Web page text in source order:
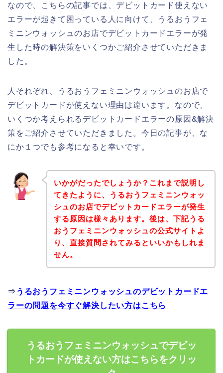
なので、こちらの記事では、デビットカード使えない
エラーが起きて困っている人に向けて、うるおうフェ
ミニンウォッシュのお店でデビットカードエラーが発
生した時の解決策をいくつかご紹介させていただきま
した。
人それぞれ、うるおうフェミニンウォッシュのお店で
デビットカードが使えない理由は違います。なので、
いくつか考えられるデビットカードエラーの原因&解決
策をご紹介させていただきました。今日の記事が、な
にか１つでも参考になると幸いです。
いかがだったでしょうか？これまで説明し
てきたように、うるおうフェミニンウォッ
シュのお店でデビットカードエラーが発生
する原因は様々あります。後は、下記うる
おうフェミニンウォッシュの公式サイトよ
り、直接質問されてみるといいかもしれま
せん。
⇒ うるおうフェミニンウォッシュのデビットカードエ
ラーの問題を今すぐ解決したい方はこちら
うるおうフェミニンウォッシュでデビッ
トカードが使えない方はこちらをクリッ